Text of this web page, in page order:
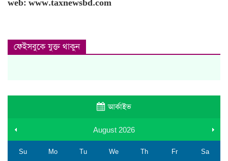
web: www.taxnewsbd.com
ফেইসবুকে যুক্ত থাকুন
আর্কাইভ
August 2026
Su Mo Tu We Th Fr Sa